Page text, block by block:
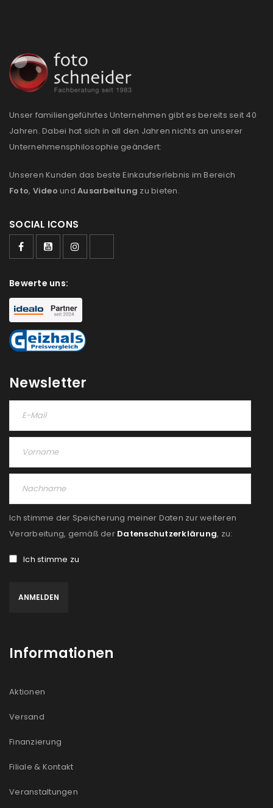
Anmeldeformular geschützt durch
ANMELDEN
REGISTRIEREN
Ein Link zum Erstellen eines neuen Passworts wird an
NEWSLETTER ABONNIEREN
us
Ja, ich möchte ein Kundenkonto eröffnen und
akzeptiere die
REGISTRIEREN
Unser familiengeführtes Unternehmen gibt es bereits seit 40
Jahren. Dabei hat sich in all den Jahren nichts an unserer
Unternehmensphilosophie geändert:
Unseren Kunden das beste Einkaufserlebnis im Bereich
Foto, Video und Ausarbeitung zu bieten.
SOCIAL ICONS
Bewerte uns:
Newsletter
Ich stimme der Speicherung meiner Daten zur weiteren
Verarbeitung, gemäß der Datenschutzerklärung, zu:
Ich stimme zu
Informationen
Aktionen
Versand
Finanzierung
Filiale & Kontakt
Veranstaltungen